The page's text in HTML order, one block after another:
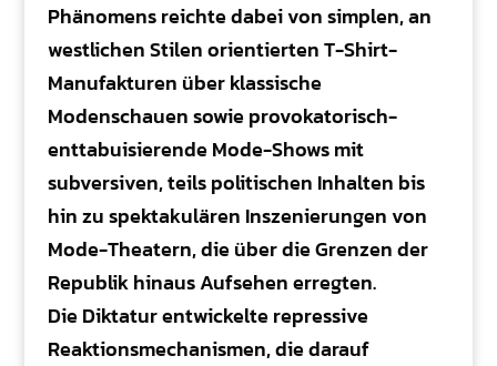
Phänomens reichte dabei von simplen, an
westlichen Stilen orientierten T-Shirt-
Manufakturen über klassische
Modenschauen sowie provokatorisch-
enttabuisierende Mode-Shows mit
subversiven, teils politischen Inhalten bis
hin zu spektakulären Inszenierungen von
Mode-Theatern, die über die Grenzen der
Republik hinaus Aufsehen erregten.
Die Diktatur entwickelte repressive
Reaktionsmechanismen, die darauf